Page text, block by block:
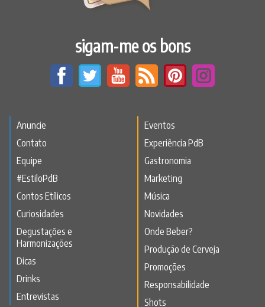
sigam-me os bons
Anuncie
Contato
Equipe
#EstiloPdB
Contos Etílicos
Curiosidades
Degustações e
Harmonizações
Dicas
Drinks
Entrevistas
Eventos
Experiência PdB
Gastronomia
Marketing
Música
Novidades
Onde Beber?
Produção de Cerveja
Promoções
Responsabilidade
Shots